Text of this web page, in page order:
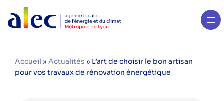
Accueil » Actualités » L’art de choisir le bon artisan
pour vos travaux de rénovation énergétique